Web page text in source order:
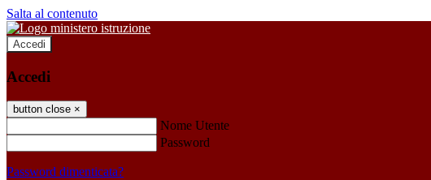
Salta al contenuto
Accedi
Accedi
button close ×
Nome Utente
Password
Password dimenticata?